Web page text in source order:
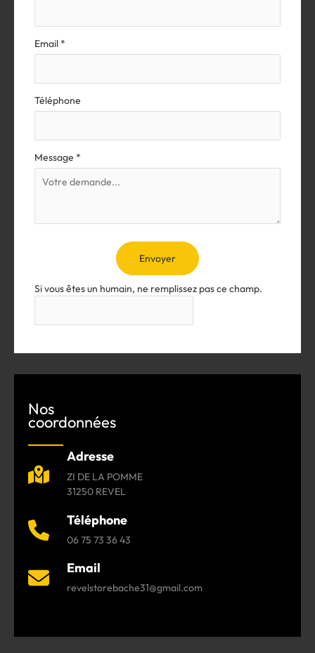
Email *
Téléphone
Message *
Envoyer
Si vous êtes un humain, ne remplissez pas ce champ.
Nos
coordonnées
Adresse
ZI DE LA POMME
31250 REVEL
Téléphone
06 75 73 36 43
Email
revelstorebache31@gmail.com